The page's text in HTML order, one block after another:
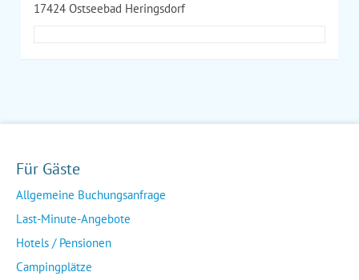
17424 Ostseebad Heringsdorf
Für Gäste
Allgemeine Buchungsanfrage
Last-Minute-Angebote
Hotels / Pensionen
Campingplätze